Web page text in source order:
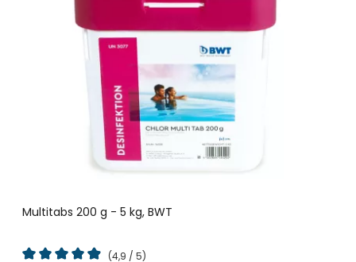
Multitabs 200 g - 5 kg, BWT
(4,9 / 5)